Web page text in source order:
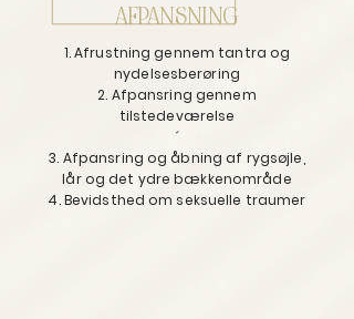
1. Afrustning gennem tantra og
nydelsesberøring
2. Afpansring gennem
tilstedeværelse
´
3. Afpansring og åbning af rygsøjle,
lår og det ydre bækkenområde
4. Bevidsthed om seksuelle traumer
AFPANSNING